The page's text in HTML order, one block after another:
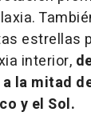
estrellas
interior,
la mitad
y el Sol.